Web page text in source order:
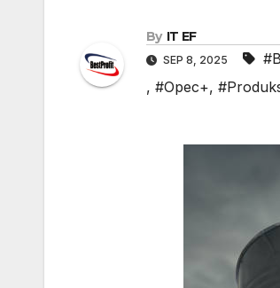
By IT EF
SEP 8, 2025
, #Opec+,